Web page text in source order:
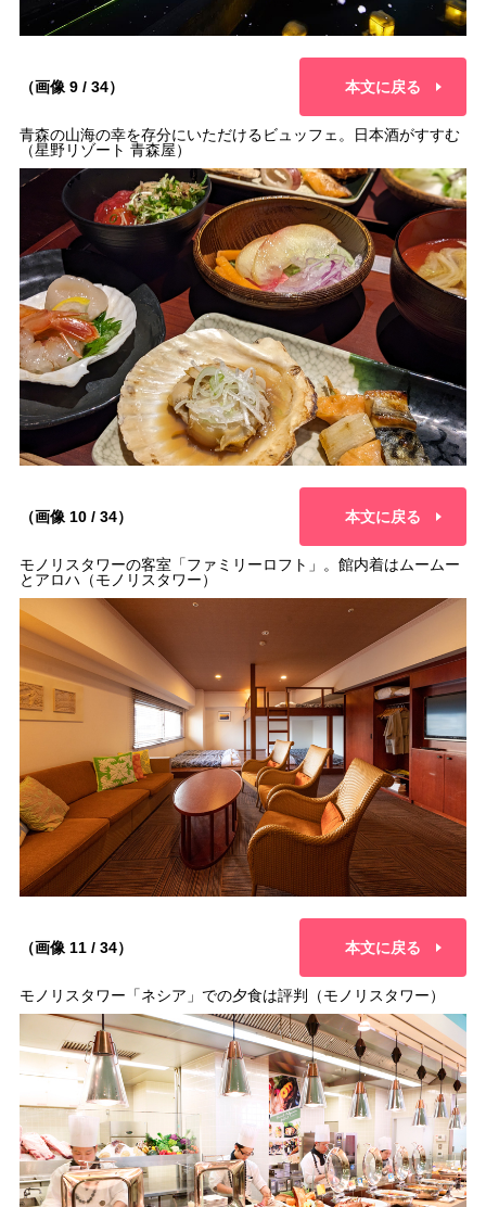
（画像 9 / 34） 本文に戻る
青森の山海の幸を存分にいただけるビュッフェ。日本酒がすすむ
（星野リゾート 青森屋）
（画像 10 / 34） 本文に戻る
モノリスタワーの客室「ファミリーロフト」。館内着はムームー
とアロハ（モノリスタワー）
（画像 11 / 34） 本文に戻る
モノリスタワー「ネシア」での夕食は評判（モノリスタワー）